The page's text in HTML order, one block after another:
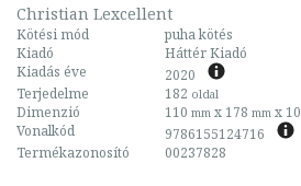
Christian Lexcellent
Kötési mód
puha kötés
Kiadó
Háttér Kiadó
Kiadás éve
2020
Terjedelme
182 oldal
Dimenzió 110 mm x 178 mm x 10
Vonalkód
9786155124716
Termékazonosító
00237828